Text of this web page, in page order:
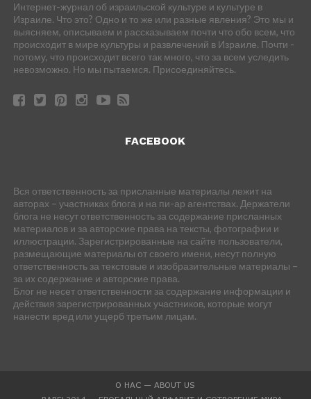
Интернет-журнал об израильской культуре и культуре в
Израиле. Что это? Одно и то же или разные явления? Это мы и
выясняем, описываем и рассказываем почти что обо всем, что
происходит в мире культуры и развлечений в Израиле. Почти -
потому, что происходит всего так много, что за всем уследить
невозможно. Но мы пытаемся. Присоединяйтесь.
FACEBOOK
Вся ответственность за присланные материалы лежит на
авторах – участниках блога и на пи-ар агентствах. Держатели
блога не несут ответственность за содержание присланных
материалов и за авторские права на тексты, фотографии и
иллюстрации. Зарегистрированные на сайте пользователи,
размещающие материалы от своего имени, несут полную
ответственность за текстовые и изобразительные материалы –
за их содержание и авторские права.
Блог не несет ответственности за содержание информации и
действия зарегистрированных участников, которые могут
нанести вред или ущерб третьим лицам.
О НАС — ABOUT US